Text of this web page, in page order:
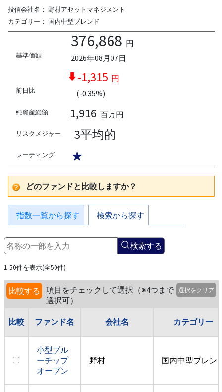
投信会社名： 野村アセットマネジメント
カテゴリー： 国内中型ブレンド
基準価額
376,868 円
2026年08月07日
前日比
-1,315 円
(-0.35%)
純資産総額 1,916 百万円
リスクメジャー 3平均的
レーティング ★
どのファンドと比較しますか？
指数一覧から探す 検索から探す
検索する
1-50件を表示(全50件)
比較する
項目をチェックして選択（※4つまで
選択可）
選択をクリア
比較 ファンド名 会社名 カテゴリー
小型ブル
ーチップ
オープン
野村 国内中型ブレン